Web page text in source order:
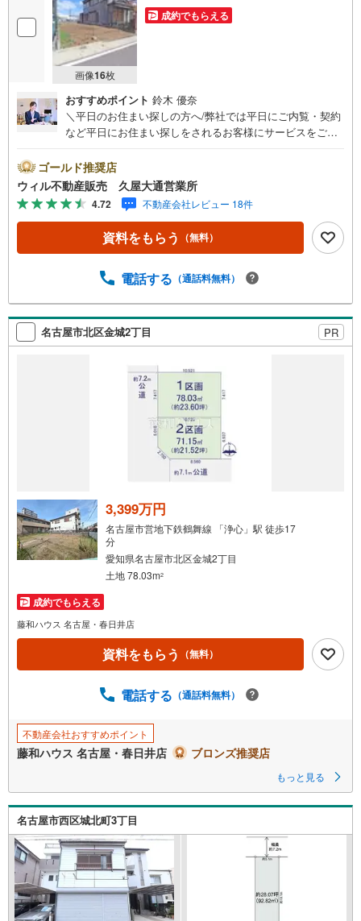
画像16枚
成約でもらえる
おすすめポイント 鈴木 優奈
＼平日のお住まい探しの方へ/弊社では平日にご内覧・契約
など平日にお住まい探しをされるお客様にサービスをご用
時まで”毎日”営業しています。事前にご予約頂きましたら営
業時間外でのご内覧もご対応いたします。＼本物件の他に
も気になる物件がある方へ/不動産業者間で不動産情報が共
有されているので、名古屋市全域や、その他隣接エリアで
もご内覧が可能です！ 【ウィル不動産販売 久屋大通営業
所】◎地下鉄東山線「栄」駅7A出口から徒歩1分、名城線
ズスペースあり◎営業時間 10:00～19:00（定休日無し） 上
軽にご連絡下さい！現地を見学される場合は「室内・現地
を見学する（無料）」ボタンよりご希望の日時をご記入い
ただけますとスムーズにご案内が可能です。
ゴールド推奨店
ウィル不動産販売 久屋大通営業所
4.72 不動産会社レビュー 18件
資料をもらう （無料）
電話する （通話料無料）
名古屋市北区金城2丁目 PR
3,399万円
名古屋市営地下鉄鶴舞線 「浄心」駅 徒歩17
分
愛知県名古屋市北区金城2丁目
土地 78.03m2
成約でもらえる
藤和ハウス 名古屋・春日井店
資料をもらう （無料）
電話する （通話料無料）
不動産会社おすすめポイント
藤和ハウス 名古屋・春日井店 ブロンズ推奨店
もっと見る
名古屋市西区城北町3丁目